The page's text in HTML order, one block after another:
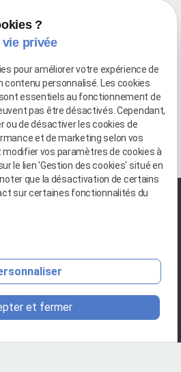
?
privée
pour améliorer votre expérience de
personnalisé. Les cookies
essentiels au fonctionnement de
pas être désactivés. Cependant,
ou de désactiver les cookies de
et de marketing selon vos
vos paramètres de cookies à
le lien 'Gestion des cookies' situé en
que la désactivation de certains
sur certaines fonctionnalités du
et fermer